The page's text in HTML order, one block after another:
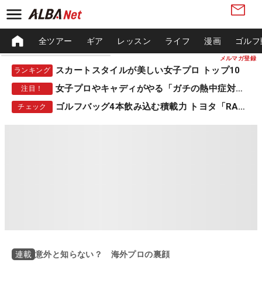
メルマガ登録
全ツアー ギア レッスン ライフ 漫画 ゴル
ランキング スカートスタイルが美しい女子プロ トップ10
注目！ 女子プロやキャディがやる「ガチの熱中症対策」
チェック ゴルフバッグ4本飲み込む積載力 トヨタ「RAV4」
連載 意外と知らない？ 海外プロの裏顔